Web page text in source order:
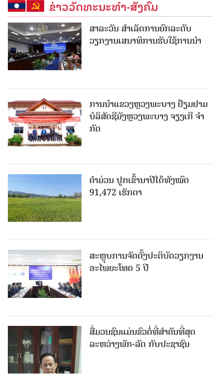
ຂ່າວວັດທະນະທຳ-ສັງຄົມ
ສາລະວັນ ສໍາເລັດການຍົກລະດັບ
ວຽກງານເສນາທິການຮັບໃຊ້ການນໍາ
ການນຳແຂວງຫຼວງພະບາງ ຢ້ຽມ​ຢາມ
ບໍ​ລິ​ສັດຊີມັງຫຼວງພະບາງ ຈຽງເກີ ຈໍາ
ກັດ
ຄໍາມ່ວນ ປູກເຂົ້ານາປີໄດ້ທັງໝົດ
91,472 ເຮັກຕາ
ສະຫຼຸບການຈັດຕັ້ງປະຕິບັດວຽກງານ
ອະໄພຍະໂທດ 5 ປີ
ສື່ມວນຊົນແມ່ນຂົວຕໍ່ທີ່ສໍາຄັນທີ່ສຸດ
ລະຫວ່າງພັກ-ລັດ ກັບປະຊາຊົນ